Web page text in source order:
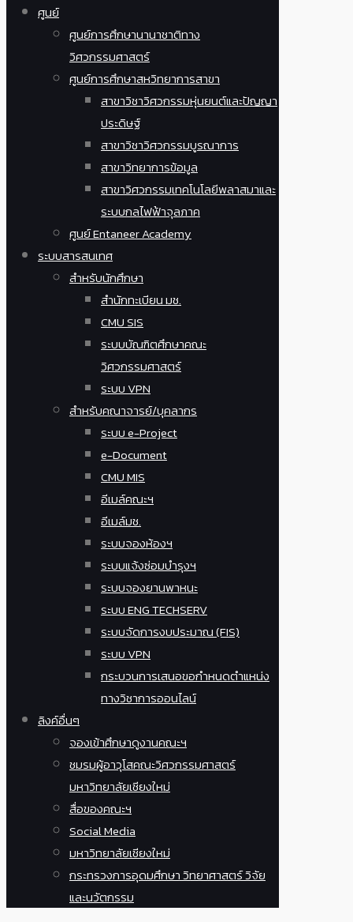
ศูนย์
ศูนย์การศึกษานานาชาติทาง
วิศวกรรมศาสตร์
ศูนย์การศึกษาสหวิทยาการสาขา
สาขาวิชาวิศวกรรมหุ่นยนต์และปัญญา
ประดิษฐ์
สาขาวิชาวิศวกรรมบูรณาการ
สาขาวิทยาการข้อมูล
สาขาวิศวกรรมเทคโนโลยีพลาสมาและ
ระบบกลไฟฟ้าจุลภาค
ศูนย์ Entaneer Academy
ระบบสารสนเทศ
สำหรับนักศึกษา
สำนักทะเบียน มช.
CMU SIS
ระบบบัณฑิตศึกษาคณะ
วิศวกรรมศาสตร์
ระบบ VPN
สำหรับคณาจารย์/บุคลากร
ระบบ e-Project
e-Document
CMU MIS
อีเมล์คณะฯ
อีเมล์มช.
ระบบจองห้องฯ
ระบบแจ้งซ่อมบำรุงฯ
ระบบจองยานพาหนะ
ระบบ ENG TECHSERV
ระบบจัดการงบประมาณ (FIS)
ระบบ VPN
กระบวนการเสนอขอกำหนดตำแหน่ง
ทางวิชาการออนไลน์
ลิงค์อื่นๆ
จองเข้าศึกษาดูงานคณะฯ
ชมรมผู้อาวุโสคณะวิศวกรรมศาสตร์
มหาวิทยาลัยเชียงใหม่
สื่อของคณะฯ
Social Media
มหาวิทยาลัยเชียงใหม่
กระทรวงการอุดมศึกษา วิทยาศาสตร์ วิจัย
และนวัตกรรม